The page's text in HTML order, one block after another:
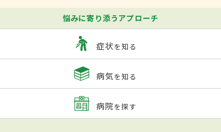
悩みに寄り添うアプローチ
症状を知る
病気を知る
病院を探す